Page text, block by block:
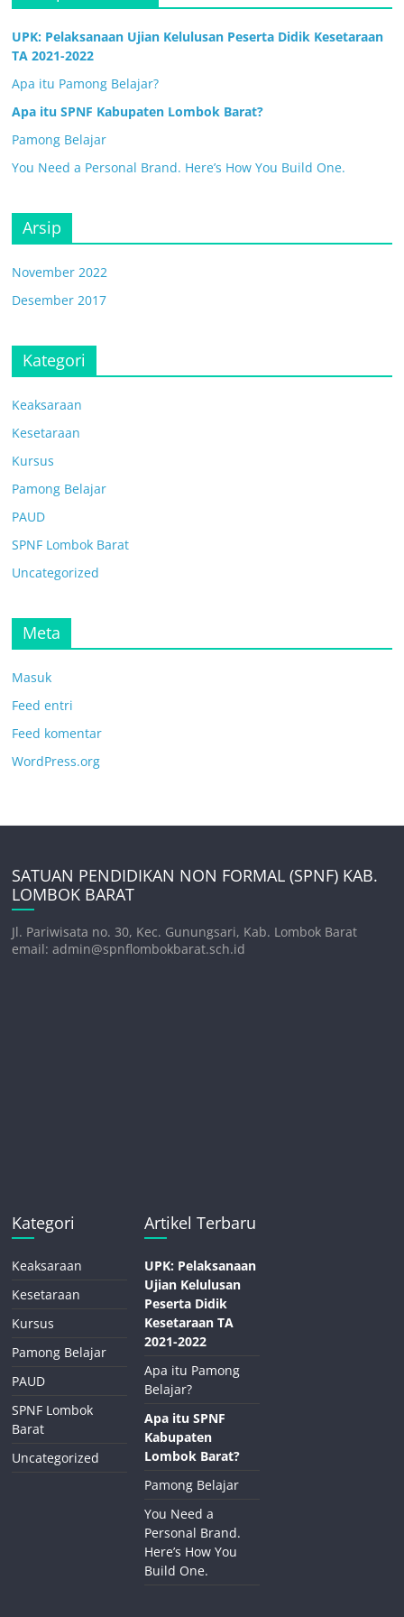
UPK: Pelaksanaan Ujian Kelulusan Peserta Didik Kesetaraan
TA 2021-2022
Apa itu Pamong Belajar?
Apa itu SPNF Kabupaten Lombok Barat?
Pamong Belajar
You Need a Personal Brand. Here’s How You Build One.
Arsip
November 2022
Desember 2017
Kategori
Keaksaraan
Kesetaraan
Kursus
Pamong Belajar
PAUD
SPNF Lombok Barat
Uncategorized
Meta
Masuk
Feed entri
Feed komentar
WordPress.org
SATUAN PENDIDIKAN NON FORMAL (SPNF) KAB.
LOMBOK BARAT
Jl. Pariwisata no. 30, Kec. Gunungsari, Kab. Lombok Barat
email: admin@spnflombokbarat.sch.id
Kategori
Keaksaraan
Kesetaraan
Kursus
Pamong Belajar
PAUD
SPNF Lombok
Barat
Uncategorized
Artikel Terbaru
UPK: Pelaksanaan
Ujian Kelulusan
Peserta Didik
Kesetaraan TA
2021-2022
Apa itu Pamong
Belajar?
Apa itu SPNF
Kabupaten
Lombok Barat?
Pamong Belajar
You Need a
Personal Brand.
Here’s How You
Build One.